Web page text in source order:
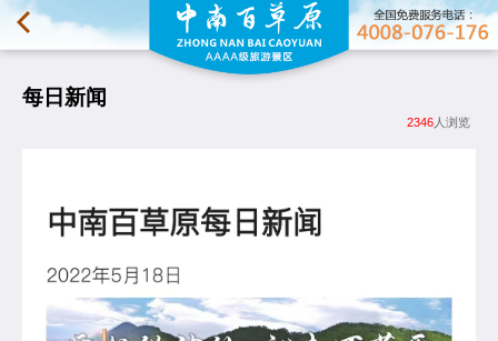
每日新闻
2346 人浏览